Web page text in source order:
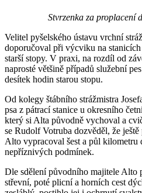
Stvrzenka za proplacení
Velitel pyšelského ústavu vrchní
doporučoval při výcviku na stanicích
starší stopy. V praxi, na rozdíl od
naprosté většině případů služební
desítek hodin starou stopu.
Od kolegy štábního strážmistra
psa z pátrací stanice u okresního
který si Alta původně vychoval a
se Rudolf Votruba dozvěděl, že
Alto vypracoval šest a půl kilometru
nepříznivých podmínek.
Dle sdělení původního majitele Alto
střevní, poté plicní a horních cest